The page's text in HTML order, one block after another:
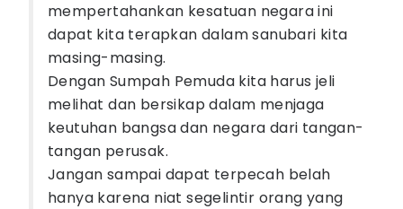
mempertahankan kesatuan negara ini
dapat kita terapkan dalam sanubari kita
masing-masing.
Dengan Sumpah Pemuda kita harus jeli
melihat dan bersikap dalam menjaga
keutuhan bangsa dan negara dari tangan-
tangan perusak.
Jangan sampai dapat terpecah belah
hanya karena niat segelintir orang yang